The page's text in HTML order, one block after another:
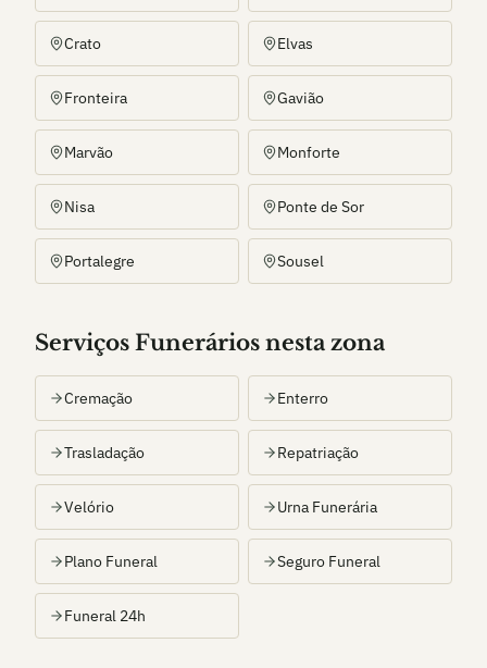
Crato Elvas
Fronteira Gavião
Marvão Monforte
Nisa Ponte de Sor
Portalegre Sousel
Serviços Funerários nesta zona
Cremação Enterro
Trasladação Repatriação
Velório Urna Funerária
Plano Funeral Seguro Funeral
Funeral 24h